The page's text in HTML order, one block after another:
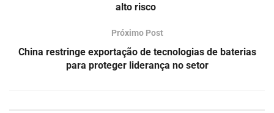
alto risco
Próximo Post
China restringe exportação de tecnologias de baterias
para proteger liderança no setor